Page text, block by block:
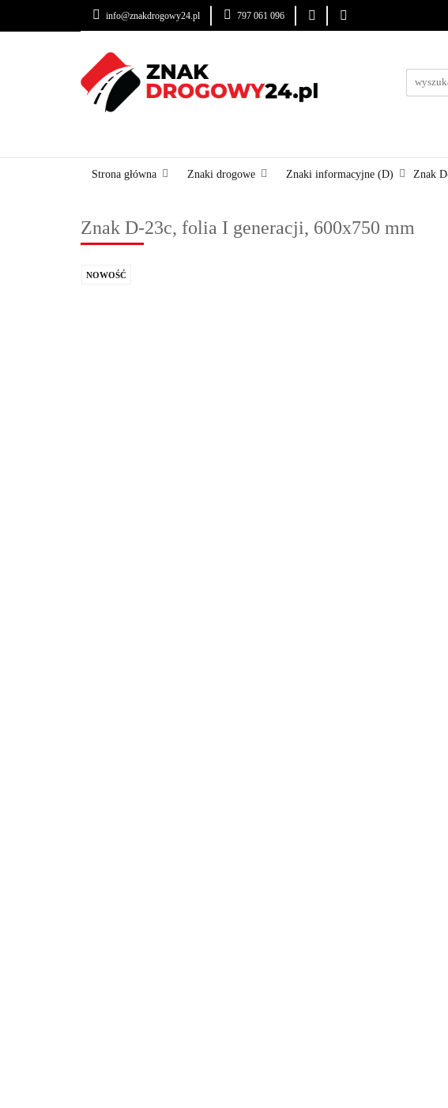
info@znakdrogowy24.pl 797 061 096
ZNAKI DROGOWE
Strona główna Znaki drogowe Znaki informacyjne (D) Znak
Znak D-23c, folia I generacji, 600x750 mm
NOWOŚĆ